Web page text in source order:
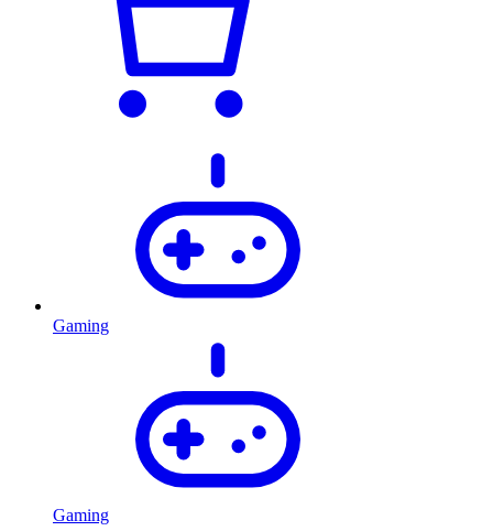
Gaming
Gaming